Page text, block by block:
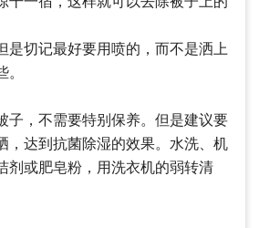
是切记最好要用喷的，而不是洒上
子，不需要特别保养。但是建议要
，达到抗菌除湿的效果。水洗、机
剂或肥皂粉，用洗衣机的弱转清